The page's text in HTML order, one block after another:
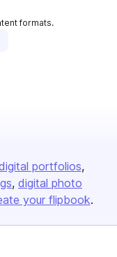
formats.
portfolios
digital photo
your flipbook.